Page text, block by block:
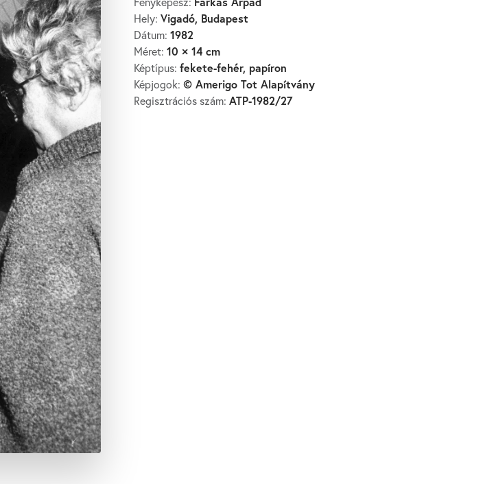
Hely: Vigadó, Budapest
Dátum: 1982
Méret: 10 × 14 cm
Képtípus: fekete-fehér, papíron
Képjogok: © Amerigo Tot Alapítvány
Regisztrációs szám: ATP-1982/27